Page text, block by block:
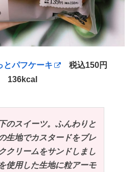
とパフケーキ
税込150円
136kcal
のスイーツ。ふんわりと
生地でカスタードをブレ
クリームをサンドしまし
使用した生地に粒アーモ